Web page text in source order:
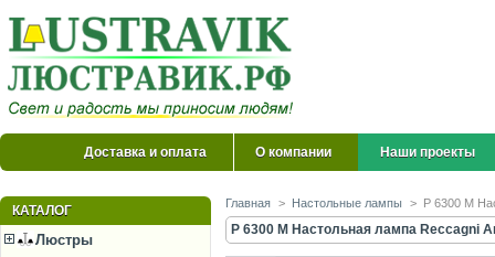
Доставка и оплата О компании Наши проекты
КАТАЛОГ
Люстры
Главная > Настольные лампы > P 6300 M
P 6300 M Настольная лампа Reccagni